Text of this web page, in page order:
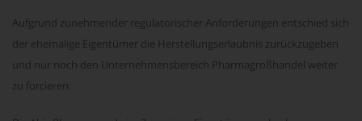
Aufgrund zunehmender regulatorischer Anforderungen entschied sich
der ehemalige Eigentümer die Herstellungserlaubnis zurückzugeben
und nur noch den Unternehmensbereich Pharmagroßhandel weiter
zu forcieren.